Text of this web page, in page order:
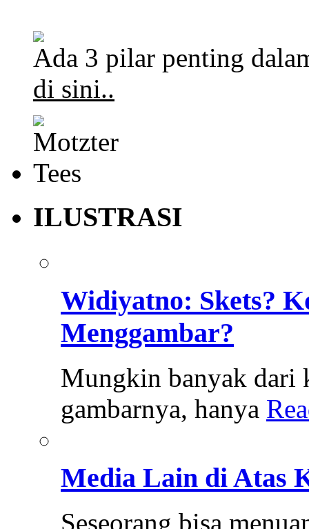
Ada 3 pilar penting
di sini..
ILUSTRASI
Widiyatno: Skets?
Menggambar?
Mungkin banyak dari
gambarnya, hanya
Media Lain di Atas
Seseorang bisa